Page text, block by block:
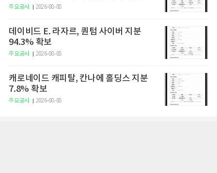
주요공시 2026-08-08
데이비드 E. 라자르, 퀀텀 사이버 지분
94.3% 확보
주요공시 2026-08-08
캐로네이드 캐피탈, 칸나에 홀딩스 지분
7.8% 확보
주요공시 2026-08-08